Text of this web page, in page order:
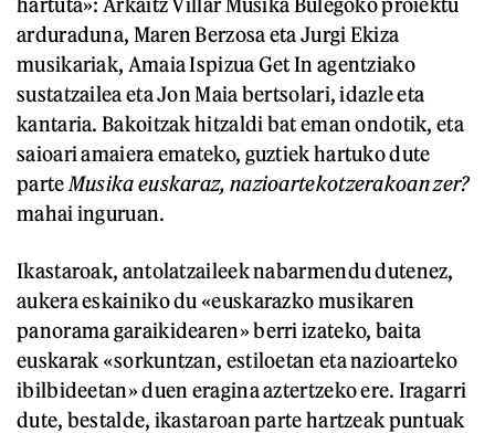
arduraduna, Maren Berzosa eta Jurgi Ekiza
musikariak, Amaia Ispizua Get In agentziako
sustatzailea eta Jon Maia bertsolari, idazle eta
kantaria. Bakoitzak hitzaldi bat eman ondotik, eta
saioari amaiera emateko, guztiek hartuko dute
parte Musika euskaraz, nazioartekotzerakoan zer?
mahai inguruan.
Ikastaroak, antolatzaileek nabarmendu dutenez,
aukera eskainiko du «euskarazko musikaren
panorama garaikidearen» berri izateko, baita
euskarak «sorkuntzan, estiloetan eta nazioarteko
ibilbideetan» duen eragina aztertzeko ere. Iragarri
dute, bestalde, ikastaroan parte hartzeak puntuak